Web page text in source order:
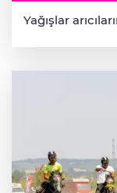
Yağışlar